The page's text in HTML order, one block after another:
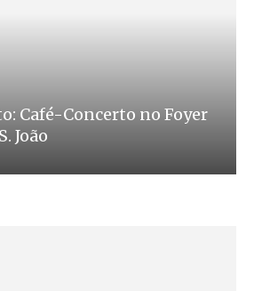
Café-Concerto no Foyer
João